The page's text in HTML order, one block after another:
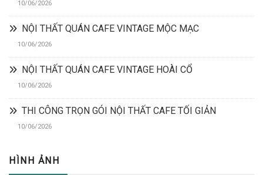
10/06/2026
NỘI THẤT QUÁN CAFE VINTAGE MỘC MẠC
10/06/2026
NỘI THẤT QUÁN CAFE VINTAGE HOÀI CỔ
10/06/2026
THI CÔNG TRỌN GÓI NỘI THẤT CAFE TỐI GIẢN
10/06/2026
HÌNH ẢNH